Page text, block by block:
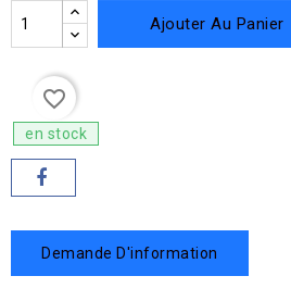
Ajouter Au Panier
favorite_border
en stock
Demande D'information